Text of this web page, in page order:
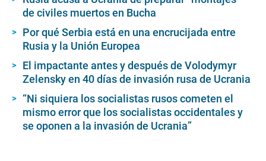
de civiles muertos en Bucha
Por qué Serbia está en una encrucijada entre
Rusia y la Unión Europea
El impactante antes y después de Volodymyr
Zelensky en 40 días de invasión rusa de Ucrania
“Ni siquiera los socialistas rusos cometen el
mismo error que los socialistas occidentales y
se oponen a la invasión de Ucrania”